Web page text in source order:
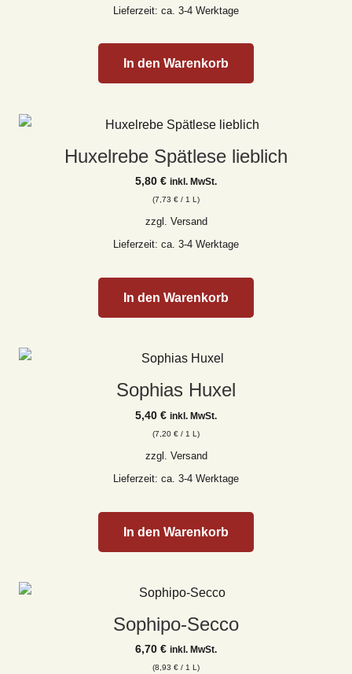
Lieferzeit: ca. 3-4 Werktage
In den Warenkorb
Huxelrebe Spätlese lieblich
5,80 € inkl. MwSt.
(7,73 € / 1 L)
zzgl. Versand
Lieferzeit: ca. 3-4 Werktage
In den Warenkorb
Sophias Huxel
5,40 € inkl. MwSt.
(7,20 € / 1 L)
zzgl. Versand
Lieferzeit: ca. 3-4 Werktage
In den Warenkorb
Sophipo-Secco
6,70 € inkl. MwSt.
(8,93 € / 1 L)